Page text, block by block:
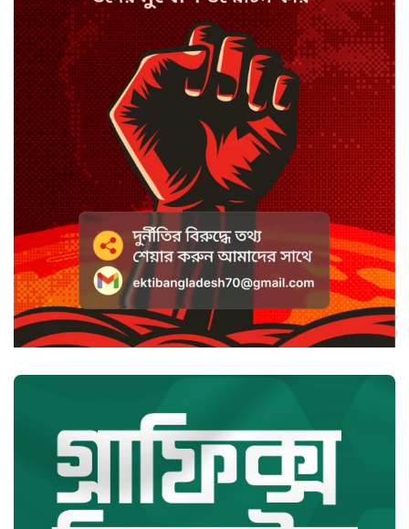
ছেলেকে বাঁচাতে গিয়ে প্রতিপক্ষের
হামলায় প্রাণ গেল বাবার
মিথ্যা মামলা করে বাদীই পেলেন তিন
মাসের কারাদণ্ড
সারা দেশে সমান উন্নয়নে কাজ করছে
সরকার: সেলিমা রহমান